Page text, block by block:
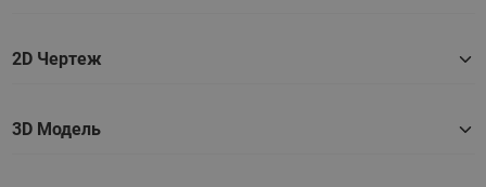
2D Чертеж
3D Модель